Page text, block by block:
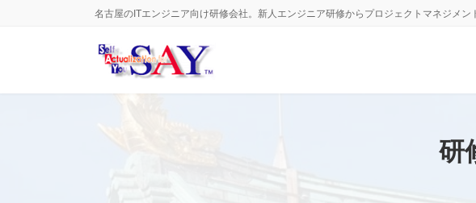
へ
ョ
名古屋のITエンジニア向け研修会社。新人エンジニア研修からプロジェクトマネジメン
研